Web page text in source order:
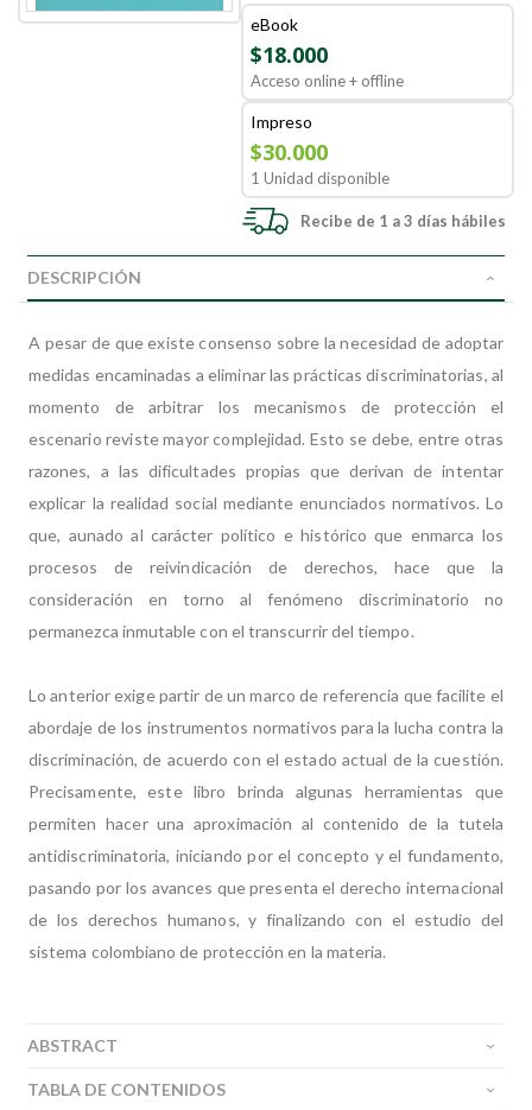
eBook
$18.000
Acceso online + offline
Impreso
$30.000
1 Unidad disponible
Recibe de 1 a 3 días hábiles
DESCRIPCIÓN
A pesar de que existe consenso sobre la necesidad de adoptar
medidas encaminadas a eliminar las prácticas discriminatorias, al
momento de arbitrar los mecanismos de protección el
escenario reviste mayor complejidad. Esto se debe, entre otras
razones, a las dificultades propias que derivan de intentar
explicar la realidad social mediante enunciados normativos. Lo
que, aunado al carácter político e histórico que enmarca los
procesos de reivindicación de derechos, hace que la
consideración en torno al fenómeno discriminatorio no
permanezca inmutable con el transcurrir del tiempo.
Lo anterior exige partir de un marco de referencia que facilite el
abordaje de los instrumentos normativos para la lucha contra la
discriminación, de acuerdo con el estado actual de la cuestión.
Precisamente, este libro brinda algunas herramientas que
permiten hacer una aproximación al contenido de la tutela
antidiscriminatoria, iniciando por el concepto y el fundamento,
pasando por los avances que presenta el derecho internacional
de los derechos humanos, y finalizando con el estudio del
sistema colombiano de protección en la materia.
ABSTRACT
TABLA DE CONTENIDOS